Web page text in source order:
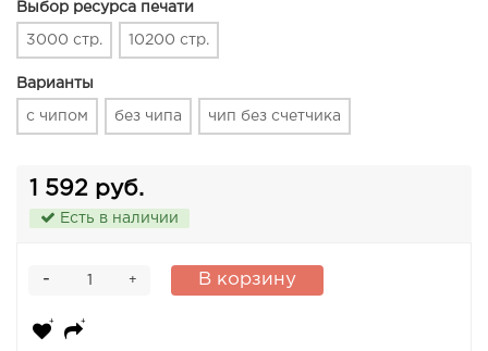
Выбор ресурса печати
3000 стр. 10200 стр.
Варианты
с чипом без чипа чип без счетчика
1 592 руб.
Есть в наличии
+
- В корзину